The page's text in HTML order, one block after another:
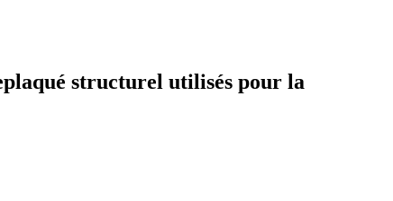
structurel utilisés pour la